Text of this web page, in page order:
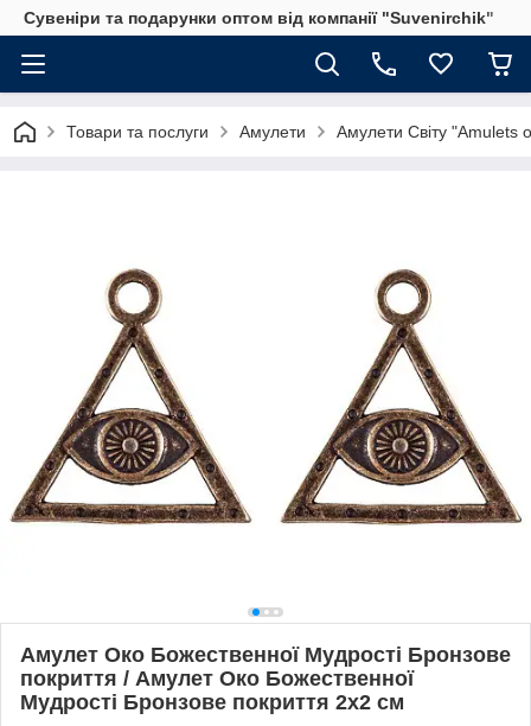
Сувеніри та подарунки оптом від компанії "Suvenirchik"
Товари та послуги Амулети Амулети Світу "Amulets
Амулет Око Божественної Мудрості Бронзове
покриття / Амулет Око Божественної
Мудрості Бронзове покриття 2x2 см